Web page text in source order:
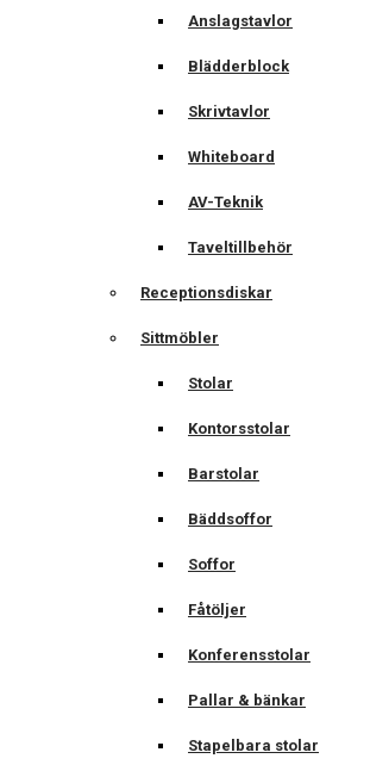
Anslagstavlor
Blädderblock
Skrivtavlor
Whiteboard
AV-Teknik
Taveltillbehör
Receptionsdiskar
Sittmöbler
Stolar
Kontorsstolar
Barstolar
Bäddsoffor
Soffor
Fåtöljer
Konferensstolar
Pallar & bänkar
Stapelbara stolar